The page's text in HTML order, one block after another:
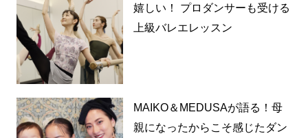
嬉しい！ プロダンサーも受ける
上級バレエレッスン
MAIKO＆MEDUSAが語る！母
親になったからこそ感じたダン